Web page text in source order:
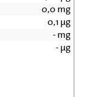
0,0 mg
0,1 µg
-mg
-µg